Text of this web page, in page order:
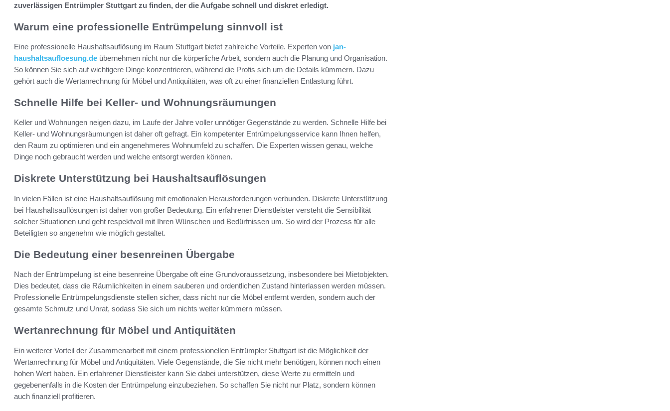
zuverlässigen Entrümpler Stuttgart zu finden, der die Aufgabe schnell und diskret erledigt.
Warum eine professionelle Entrümpelung sinnvoll ist
Eine professionelle Haushaltsauflösung im Raum Stuttgart bietet zahlreiche Vorteile. Experten von jan-
haushaltsaufloesung.de übernehmen nicht nur die körperliche Arbeit, sondern auch die Planung und Organisation.
So können Sie sich auf wichtigere Dinge konzentrieren, während die Profis sich um die Details kümmern. Dazu
gehört auch die Wertanrechnung für Möbel und Antiquitäten, was oft zu einer finanziellen Entlastung führt.
Schnelle Hilfe bei Keller- und Wohnungsräumungen
Keller und Wohnungen neigen dazu, im Laufe der Jahre voller unnötiger Gegenstände zu werden. Schnelle Hilfe bei
Keller- und Wohnungsräumungen ist daher oft gefragt. Ein kompetenter Entrümpelungsservice kann Ihnen helfen,
den Raum zu optimieren und ein angenehmeres Wohnumfeld zu schaffen. Die Experten wissen genau, welche
Dinge noch gebraucht werden und welche entsorgt werden können.
Diskrete Unterstützung bei Haushaltsauflösungen
In vielen Fällen ist eine Haushaltsauflösung mit emotionalen Herausforderungen verbunden. Diskrete Unterstützung
bei Haushaltsauflösungen ist daher von großer Bedeutung. Ein erfahrener Dienstleister versteht die Sensibilität
solcher Situationen und geht respektvoll mit Ihren Wünschen und Bedürfnissen um. So wird der Prozess für alle
Beteiligten so angenehm wie möglich gestaltet.
Die Bedeutung einer besenreinen Übergabe
Nach der Entrümpelung ist eine besenreine Übergabe oft eine Grundvoraussetzung, insbesondere bei Mietobjekten.
Dies bedeutet, dass die Räumlichkeiten in einem sauberen und ordentlichen Zustand hinterlassen werden müssen.
Professionelle Entrümpelungsdienste stellen sicher, dass nicht nur die Möbel entfernt werden, sondern auch der
gesamte Schmutz und Unrat, sodass Sie sich um nichts weiter kümmern müssen.
Wertanrechnung für Möbel und Antiquitäten
Ein weiterer Vorteil der Zusammenarbeit mit einem professionellen Entrümpler Stuttgart ist die Möglichkeit der
Wertanrechnung für Möbel und Antiquitäten. Viele Gegenstände, die Sie nicht mehr benötigen, können noch einen
hohen Wert haben. Ein erfahrener Dienstleister kann Sie dabei unterstützen, diese Werte zu ermitteln und
gegebenenfalls in die Kosten der Entrümpelung einzubeziehen. So schaffen Sie nicht nur Platz, sondern können
auch finanziell profitieren.